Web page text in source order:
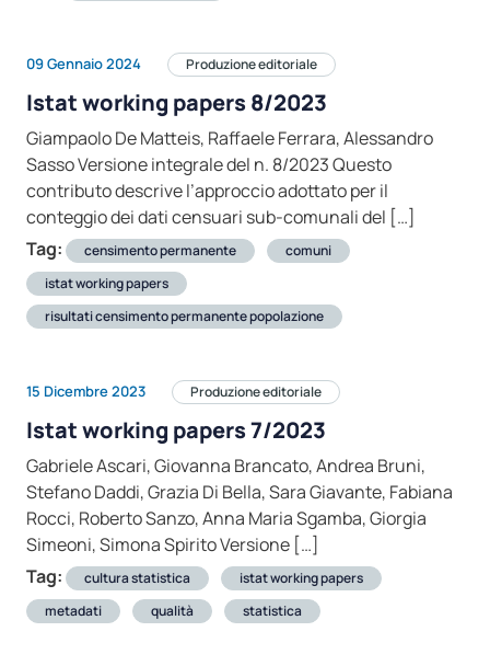
09 Gennaio 2024 Produzione editoriale
Istat working papers 8/2023
Giampaolo De Matteis, Raffaele Ferrara, Alessandro
Sasso Versione integrale del n. 8/2023 Questo
contributo descrive l’approccio adottato per il
conteggio dei dati censuari sub-comunali del […]
Tag:
censimento permanente
comuni
istat working papers
risultati censimento permanente popolazione
15 Dicembre 2023 Produzione editoriale
Istat working papers 7/2023
Gabriele Ascari, Giovanna Brancato, Andrea Bruni,
Stefano Daddi, Grazia Di Bella, Sara Giavante, Fabiana
Rocci, Roberto Sanzo, Anna Maria Sgamba, Giorgia
Simeoni, Simona Spirito Versione […]
Tag:
cultura statistica
istat working papers
metadati
qualità statistica